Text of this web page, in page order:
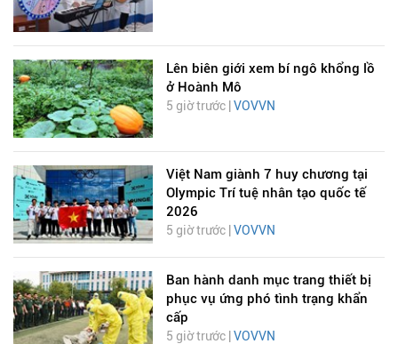
Lên biên giới xem bí ngô khổng lồ
ở Hoành Mô
5 giờ trước | VOVVN
Việt Nam giành 7 huy chương tại
Olympic Trí tuệ nhân tạo quốc tế
2026
5 giờ trước | VOVVN
Ban hành danh mục trang thiết bị
phục vụ ứng phó tình trạng khẩn
cấp
5 giờ trước |VOVVN